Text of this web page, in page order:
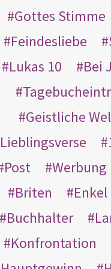
Gottes Stimme
Feindesliebe
Lukas 10
Bei
Geistliche
Lieblingsverse
Post
Werbung
Briten
Enkel
Buchhalter
Konfrontation